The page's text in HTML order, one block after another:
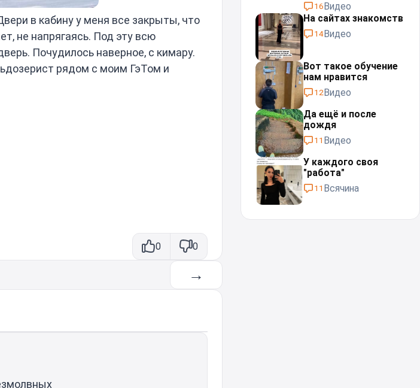
в кабину у меня все закрыты, что
не напрягаясь. Под эту всю
Почудилось наверное, с кимару.
рядом с моим ГэТом и
0 0
→
16Видео
На сайтах знакомств
14Видео
Вот такое обучение
нам нравится
12Видео
Да ещё и после
дождя⁠⁠
11 Видео
У каждого своя
"работа"⁠⁠
11 Всячина